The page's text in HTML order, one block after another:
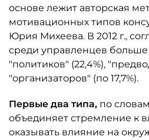
основе лежит авторская
мотивационных типов
Юрия Михеева. В 2012 г.,
среди управленцев больше
"политиков" (22,4%),
"организаторов" (по 17,7%).
Первые два типа, по
объединяет стремление к
оказывать влияние на